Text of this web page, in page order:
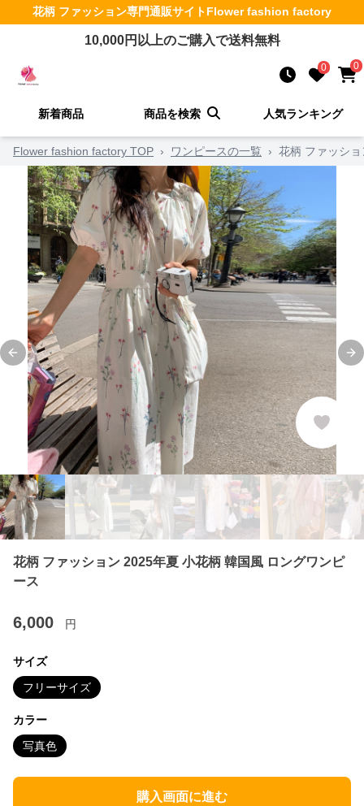
花柄 ファッション専門通販サイトFlower fashion factory
10,000円以上のご購入で送料無料
0 0
新着商品 商品を検索 人気ランキング
Flower fashion factory TOP › ワンピースの一覧 › 花柄 ファッシ
Previous slide
花柄 ファッション 2025年夏 小花柄 韓国風 ロングワンピ
ース
6,000 円
サイズ
フリーサイズ
カラー
写真色
購入画面に進む